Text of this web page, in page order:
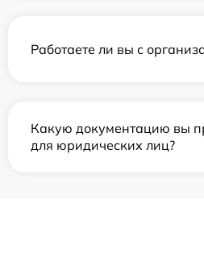
Работаете ли вы с
Какую документацию вы
для юридических лиц?